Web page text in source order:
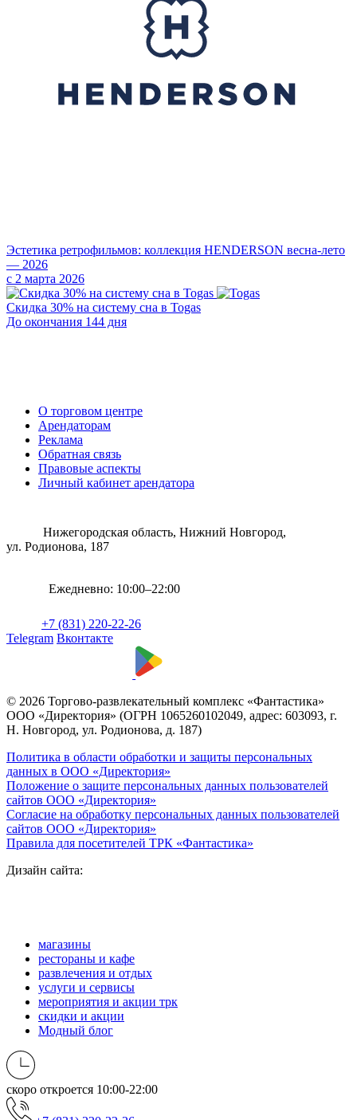
Эстетика ретрофильмов: коллекция HENDERSON весна-лето
— 2026
с 2 марта 2026
Скидка 30% на систему сна в Togas
До окончания 144 дня
О торговом центре
Арендаторам
Реклама
Обратная связь
Правовые аспекты
Личный кабинет арендатора
Нижегородская область, Нижний Новгород,
ул. Родионова, 187
Ежедневно: 10:00–22:00
+7 (831) 220-22-26
Telegram Вконтакте
© 2026 Торгово-развлекательный комплекс «Фантастика»
ООО «Директория» (ОГРН 1065260102049, адрес: 603093, г.
Н. Новгород, ул. Родионова, д. 187)
Политика в области обработки и защиты персональных
данных в ООО «Директория»
Положение о защите персональных данных пользователей
сайтов ООО «Директория»
Согласие на обработку персональных данных пользователей
сайтов ООО «Директория»
Правила для посетителей ТРК «Фантастика»
Дизайн сайта:
магазины
рестораны и кафе
развлечения и отдых
услуги и сервисы
мероприятия и акции трк
скидки и акции
Модный блог
скоро откроется 10:00-22:00